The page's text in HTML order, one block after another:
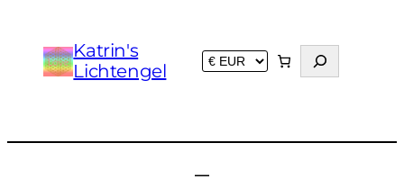
springen Katrin's
Lichtengel
u